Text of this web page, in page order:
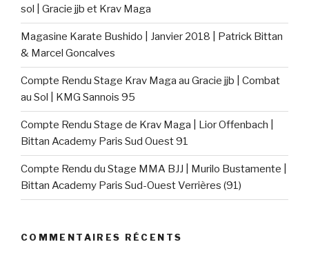
sol | Gracie jjb et Krav Maga
Magasine Karate Bushido | Janvier 2018 | Patrick Bittan
& Marcel Goncalves
Compte Rendu Stage Krav Maga au Gracie jjb | Combat
au Sol | KMG Sannois 95
Compte Rendu Stage de Krav Maga | Lior Offenbach |
Bittan Academy Paris Sud Ouest 91
Compte Rendu du Stage MMA BJJ | Murilo Bustamente |
Bittan Academy Paris Sud-Ouest Verrières (91)
COMMENTAIRES RÉCENTS